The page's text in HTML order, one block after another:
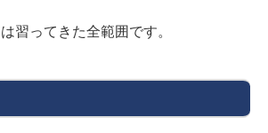
習ってきた全範囲です。